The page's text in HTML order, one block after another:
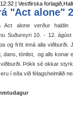
| Vestfirska
"Act alone"
Act alone verður
Suðureyri 10. - 12.
og frítt inná alla viðburði.
dans, tónlist, og alls konar
viðburði. Þökk sé okkar
í eða við félagsheimilið